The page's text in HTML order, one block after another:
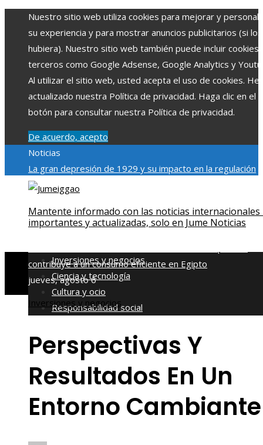
Nuestro sitio web utiliza cookies para mejorar y
su experiencia y para mostrar anuncios publicitarios (si los
hubiera). Nuestro sitio web también puede incluir cookies
terceros como Google Adsense, Google Analytics y
Al utilizar el sitio web, usted acepta el uso de cookies.
actualizado nuestra Política de privacidad. Haga clic en el
botón para consultar nuestra Política de privacidad.
De acuerdo, acepto
Noticias
La gran depresión de 1929 y su impacto en la regulación
bancariaLas 15 exploraciones espaciales que ampliaron
individuales más grandes y su impacto en la ciencia y
tecnología
Modelos de desarrollo sostenible basados en
contribuye a un consumo eficiente en Egipto
jueves, agosto 6
Mantente informado con las noticias internacionales
importantes y actualizadas, solo en Jume Noticias
Inversiones y negocios
Ciencia y tecnología
Cultura y ocio
Responsabilidad social
Inversiones y negocios
Perspectivas Y
Resultados En Un
Entorno Cambiante